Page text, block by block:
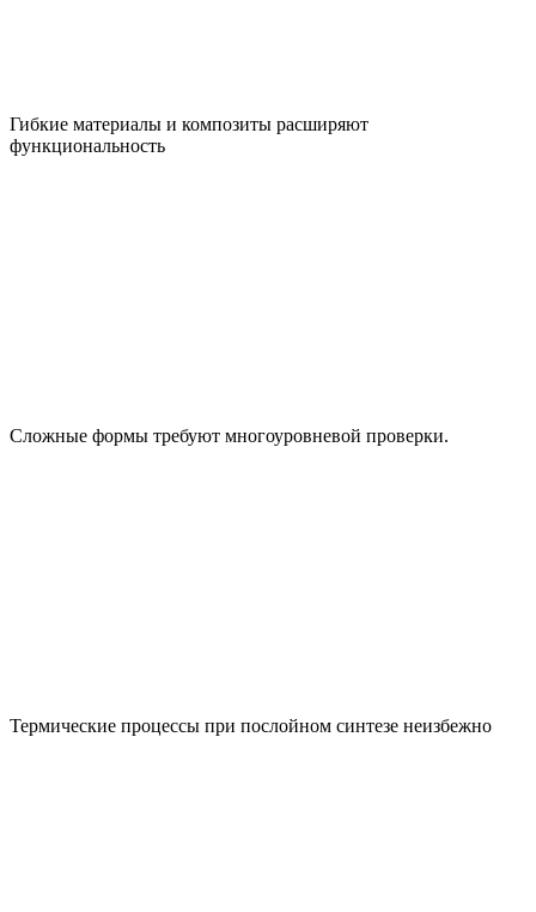
Гибкие материалы и композиты расширяют
функциональность
Сложные формы требуют многоуровневой проверки.
Термические процессы при послойном синтезе неизбежно